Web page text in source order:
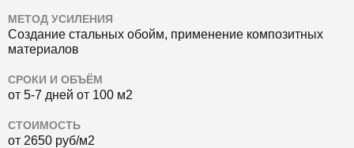
МЕТОД УСИЛЕНИЯ
Создание стальных обойм, применение композитных
материалов
СРОКИ И ОБЪЁМ
от 5-7 дней от 100 м2
СТОИМОСТЬ
от 2650 руб/м2